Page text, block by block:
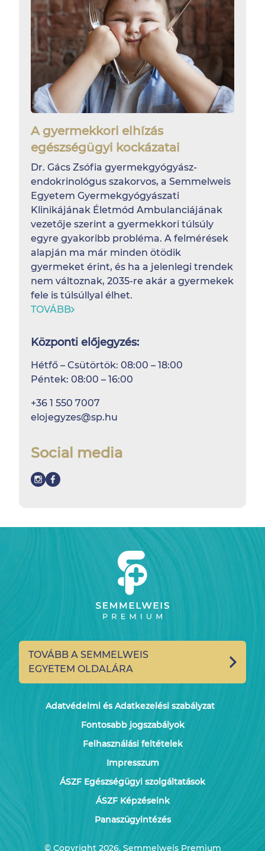
A gyermekkori elhízás
egészségügyi kockázatai
Dr. Gács Zsófia gyermekgyógyász-
endokrinológus szakorvos, a Semmelweis
Egyetem Gyermekgyógyászati
Klinikájának Életmód Ambulanciájának
vezetője szerint a gyermekkori túlsúly
egyre gyakoribb probléma. A felmérések
alapján ma már minden ötödik
gyermeket érint, és ha a jelenlegi trendek
nem változnak, 2035-re akár a gyermekek
fele is túlsúllyal élhet.
TOVÁBB
Központi előjegyzés:
Hétfő – Csütörtök: 08:00 – 18:00
Péntek: 08:00 – 16:00
+36 1 550 7007
elojegyzes@sp.hu
Social media
TOVÁBB A SEMMELWEIS
EGYETEM OLDALÁRA
Adatvédelmi és Adatkezelési szabályzat
Fontosabb jogszabályok
Felhasználási feltételek
Impresszum
ÁSZF Egészségügyi szolgáltatások
ÁSZF Képzéseink
Panaszügyintézés
© Copyright 2026. Semmelweis Premium